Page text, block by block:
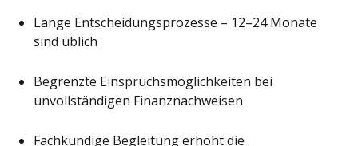
Lange Entscheidungsprozesse – 12–24 Monate
sind üblich
Begrenzte Einspruchsmöglichkeiten bei
unvollständigen Finanznachweisen
Fachkundige Begleitung erhöht die